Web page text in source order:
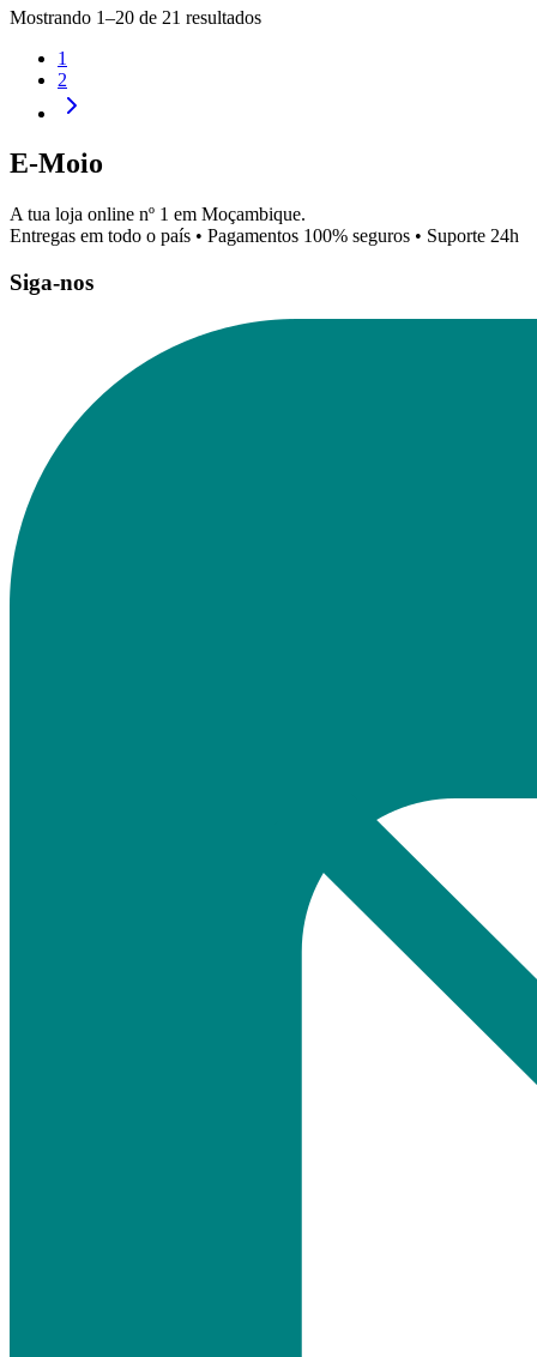
Mostrando 1–20 de 21 resultados
1
2
E-Moio
A tua loja online nº 1 em Moçambique.
Entregas em todo o país • Pagamentos 100% seguros • Suporte 24h
Siga-nos